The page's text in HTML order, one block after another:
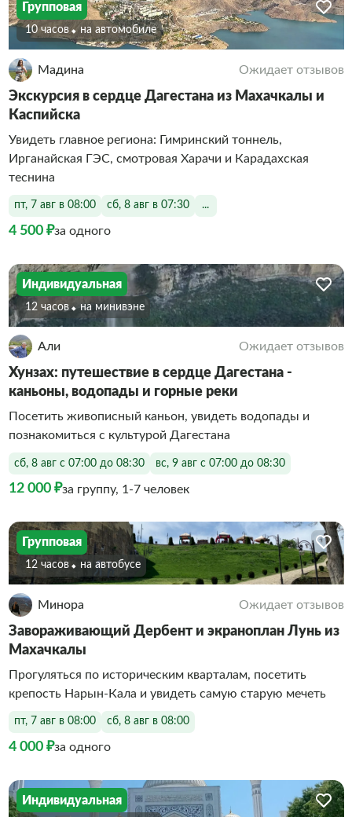
Групповая
10 часов На автомобиле
Мадина Ожидает отзывов
Экскурсия в сердце Дагестана из Махачкалы и
Каспийска
Увидеть главное региона: Гимринский тоннель,
Ирганайская ГЭС, смотровая Харачи и Карадахская
теснина
пт, 7 авг в 08:00 сб, 8 авг в 07:30 ...
4 500 ₽за одного
Индивидуальная
12 часов На минивэне
Али Ожидает отзывов
Хунзах: путешествие в сердце Дагестана -
каньоны, водопады и горные реки
Посетить живописный каньон, увидеть водопады и
познакомиться с культурой Дагестана
сб, 8 авг с 07:00 до 08:30 вс, 9 авг с 07:00 до 08:30
12 000 ₽за группу, 1-7 человек
Групповая
12 часов На автобусе
Минора Ожидает отзывов
Завораживающий Дербент и экраноплан Лунь из
Махачкалы
Прогуляться по историческим кварталам, посетить
крепость Нарын-Кала и увидеть самую старую мечеть
пт, 7 авг в 08:00 сб, 8 авг в 08:00
4 000 ₽за одного
Индивидуальная